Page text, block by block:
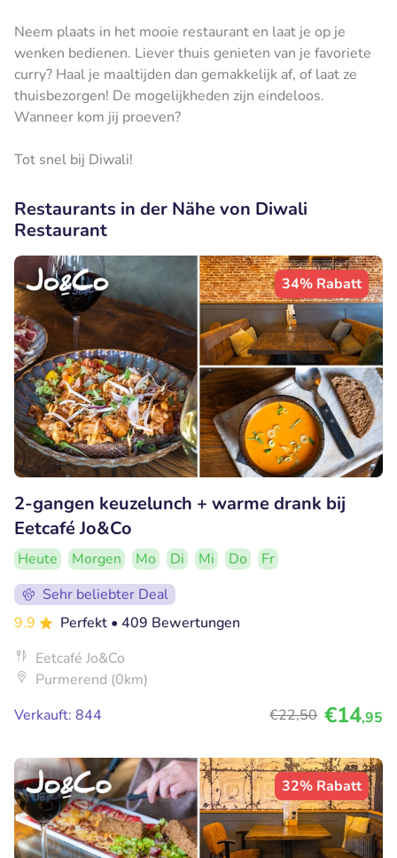
Neem plaats in het mooie restaurant en laat je op je
wenken bedienen. Liever thuis genieten van je favoriete
curry? Haal je maaltijden dan gemakkelijk af, of laat ze
thuisbezorgen! De mogelijkheden zijn eindeloos.
Wanneer kom jij proeven?
Tot snel bij Diwali!
Restaurants in der Nähe von Diwali
Restaurant
34% Rabatt
2-gangen keuzelunch + warme drank bij
Eetcafé Jo&Co
Heute Morgen Mo Di Mi Do
Fr
Sehr beliebter Deal
9.9
Perfekt • 409 Bewertungen
Eetcafé Jo&Co
Purmerend (0km)
Verkauft: 844
€22,50 €14,95
32% Rabatt